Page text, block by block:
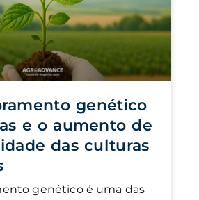
genético
e o aumento de
das culturas
genético é uma das